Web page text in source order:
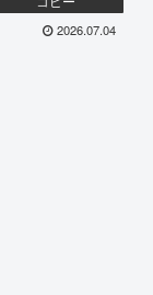
2026.07.04